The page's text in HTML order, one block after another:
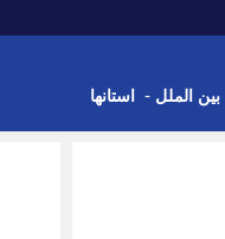
بین الملل - استانها